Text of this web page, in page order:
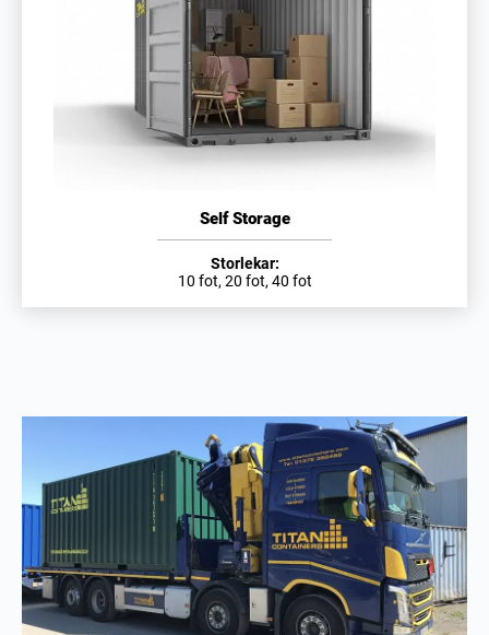
Self Storage
Storlekar:
10 fot, 20 fot, 40 fot